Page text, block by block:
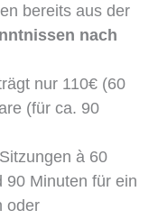
bereits aus der
nach
nur 110€ (60
(für ca. 90
à 60
90 Minuten für ein
oder